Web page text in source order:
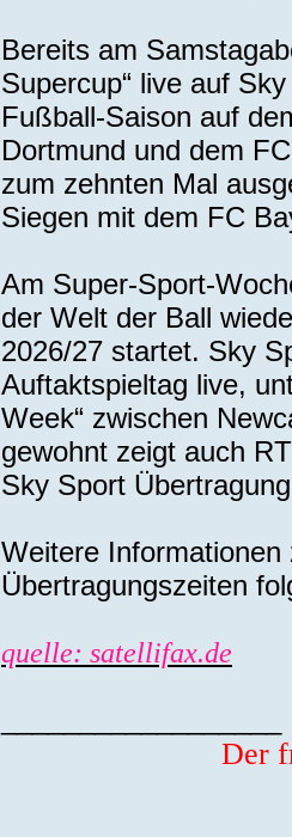
Bereits am
Supercup“ live auf
Fußball-Saison auf
Dortmund und dem
zum zehnten Mal
Siegen mit dem FC
Am Super-Sport-
der Welt der Ball
2026/27 startet. Sky
Auftaktspieltag live,
Week“ zwischen
gewohnt zeigt auch
Sky Sport
Weitere
Übertragungszeiten
quelle: satellifax.de
Der